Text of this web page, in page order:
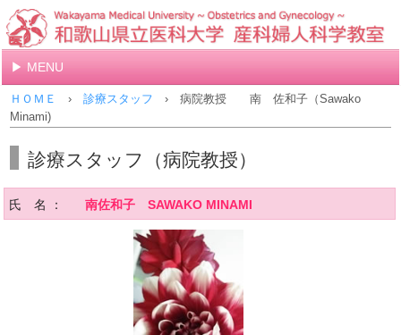
MENU
ＨＯＭＥ ›診療スタッフ › 病院教授 南 佐和子（Sawako
Minami)
診療スタッフ（病院教授）
氏 名 ： 南佐和子 SAWAKO MINAMI